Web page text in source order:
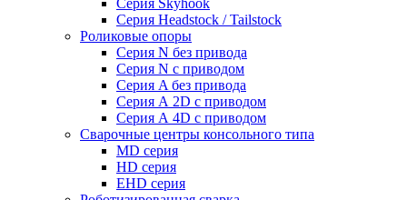
Серия Headstock / Tailstock
Роликовые опоры
Серия N без привода
Серия N с приводом
Серия A без привода
Серия А 2D с приводом
Серия А 4D с приводом
Сварочные центры консольного типа
MD серия
HD серия
EHD серия